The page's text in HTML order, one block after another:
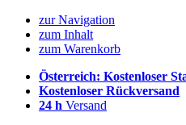
zur Navigation
zum Inhalt
zum Warenkorb
Österreich: Kostenloser
Kostenloser Rückversand
24 h Versand